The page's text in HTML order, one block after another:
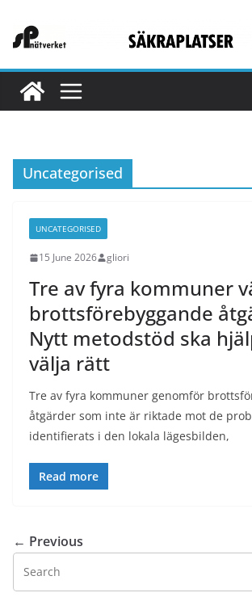
Uncategorised
UNCATEGORISED
15 June 2026 gliori
Tre av fyra kommuner
brottsförebyggande
Nytt metodstöd ska
välja rätt
Tre av fyra kommuner genomför
åtgärder som inte är riktade mot de
identifierats i den lokala lägesbilden,
Read more
← Previous